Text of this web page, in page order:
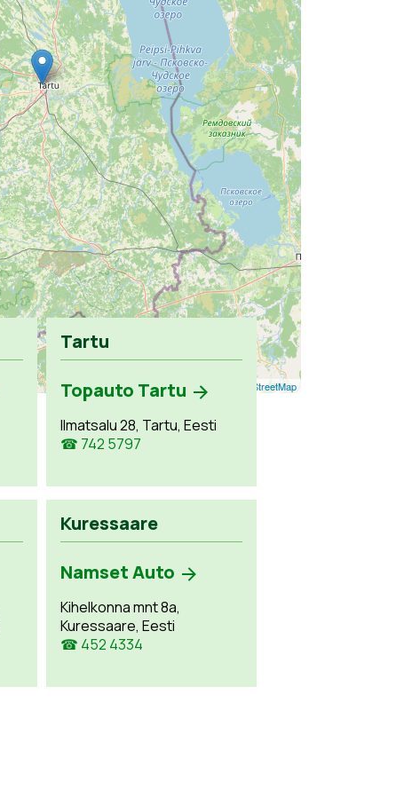
Leaflet OpenStreetMap
Tartu
Topauto Tartu
Ilmatsalu 28, Tartu, Eesti
☎ 742 5797
Kuressaare
Namset Auto
Kihelkonna mnt 8a,
Kuressaare, Eesti
☎ 452 4334